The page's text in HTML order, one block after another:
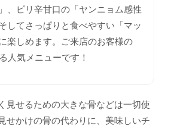
、ピリ辛甘口の「ヤンニョム感性
してさっぱりと食べやすい「マッ
楽しめます。ご来店のお客様の
人気メニューです！
見せるための大きな骨などは一切使
せかけの骨の代わりに、美味しいチ